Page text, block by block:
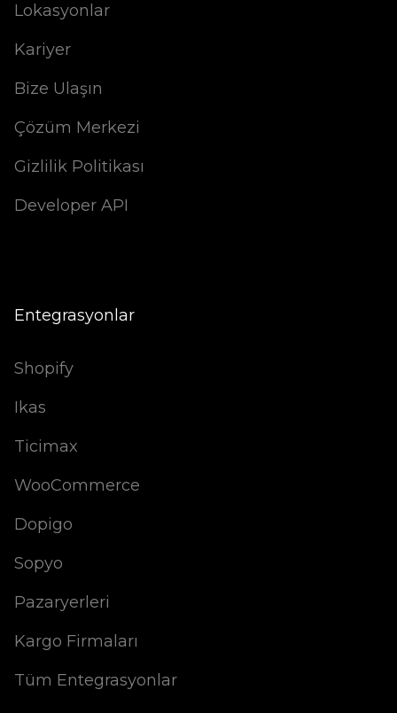
Lokasyonlar
Kariyer
Bize Ulaşın
Çözüm Merkezi
Gizlilik Politikası
Developer API
Entegrasyonlar
Shopify
Ikas
Ticimax
WooCommerce
Dopigo
Sopyo
Pazaryerleri
Kargo Firmaları
Tüm Entegrasyonlar